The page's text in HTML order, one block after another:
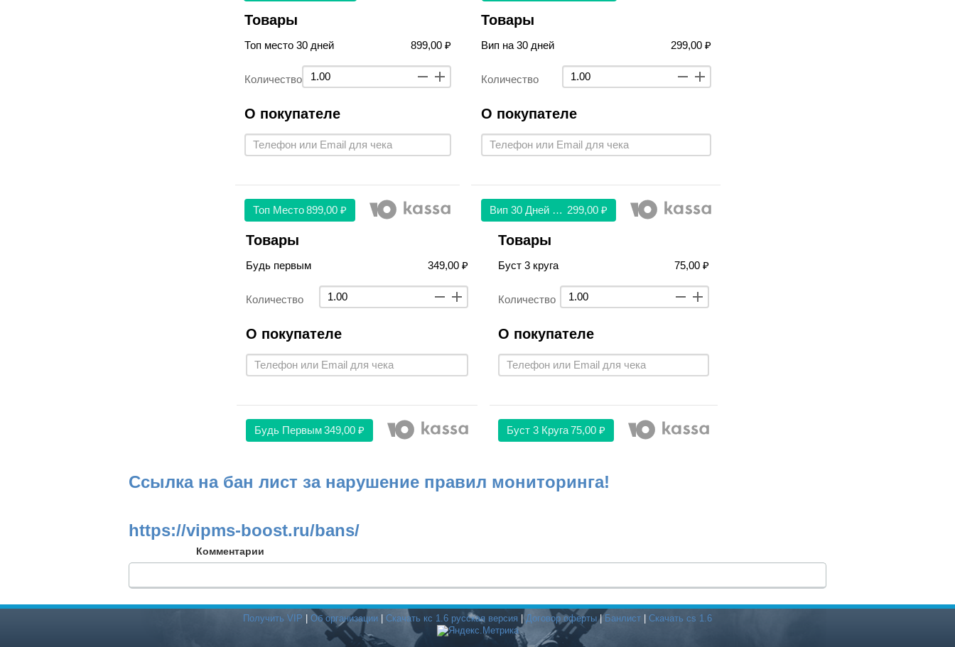
Товары
Топ место 30 дней 899,00 ₽
Количество
О покупателе
Топ Место 899,00 ₽
Товары
Вип на 30 дней 299,00 ₽
Количество
О покупателе
Вип 30 Дней 299299,00 ₽
Товары
Будь первым 349,00 ₽
Количество
О покупателе
Будь Первым349,00 ₽
Товары
Буст 3 круга 75,00 ₽
Количество
О покупателе
Буст 3 Круга75,00 ₽
Ссылка на бан лист за нарушение правил мониторинга!
https://vipms-boost.ru/bans/
Комментарии
Получить VIP Об организации Скачать кс 1.6 русская версия |Договор оферты| Банлист Скачать cs 1.6